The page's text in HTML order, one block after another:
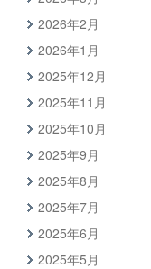
2026年2月
2026年1月
2025年12月
2025年11月
2025年10月
2025年9月
2025年8月
2025年7月
2025年6月
2025年5月